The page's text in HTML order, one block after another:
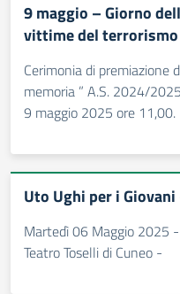
9 maggio – Giorno
vittime del
Cerimonia di premiazione
memoria ” A.S. 2024/
9 maggio 2025 ore 11,00.
Uto Ughi per i
Martedì 06 Maggio 2025
Teatro Toselli di Cuneo -